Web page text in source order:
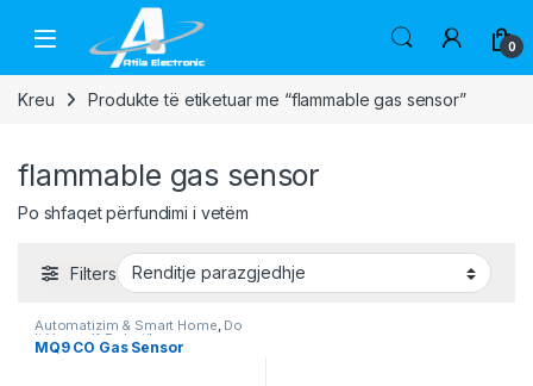
Skip to navigation
Open 0
Kreu Produkte të etiketuar me “flammable gas sensor”
flammable gas sensor
Po shfaqet përfundimi i vetëm
Filters
Automatizim & Smart Home, Do
It Yourself,Robotika
MQ9 CO Gas Sensor